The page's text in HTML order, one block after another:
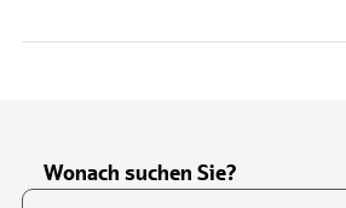
Wonach suchen Sie?
Suchfeld